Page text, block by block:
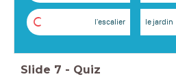
C l'escalier le jardin
Slide 7 - Quiz